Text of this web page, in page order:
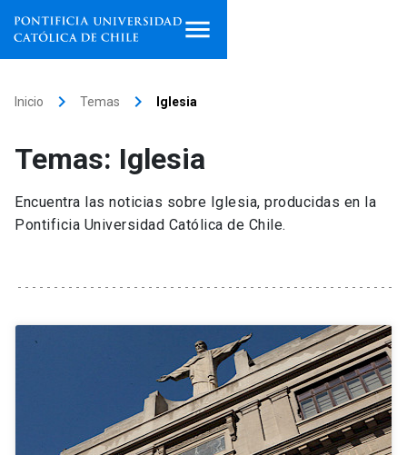
Facultades, escuelas e
institutos
Internacionalización launch
Extensión
Inicio keyboard_arrow_right Temas keyboard_arrow_right Iglesia
Temas: Iglesia
Encuentra las noticias sobre Iglesia, producidas en la
Pontificia Universidad Católica de Chile.